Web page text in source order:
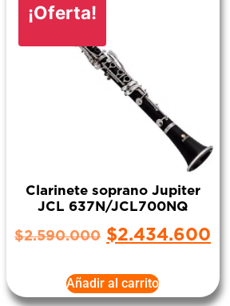
¡Oferta!
Clarinete soprano Jupiter
JCL 637N/JCL700NQ
$2.590.000 $2.434.600
Añadir al carrito